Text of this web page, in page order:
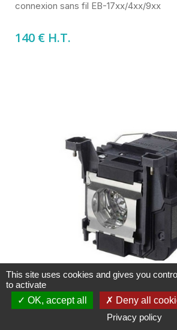
connexion sans fil EB-17xx/4xx/9xx
140 € H.T.
Lampe originale ELPLP92 pour
This site uses cookies and gives you
to activate
OK, accept all
Deny all
Privacy policy